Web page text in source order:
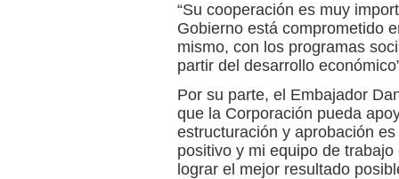
“Su cooperación es muy
Gobierno está comprometido
mismo, con los programas
partir del desarrollo
Por su parte, el Embajador
que la Corporación pueda
estructuración y aprobación
positivo y mi equipo de
lograr el mejor resultado